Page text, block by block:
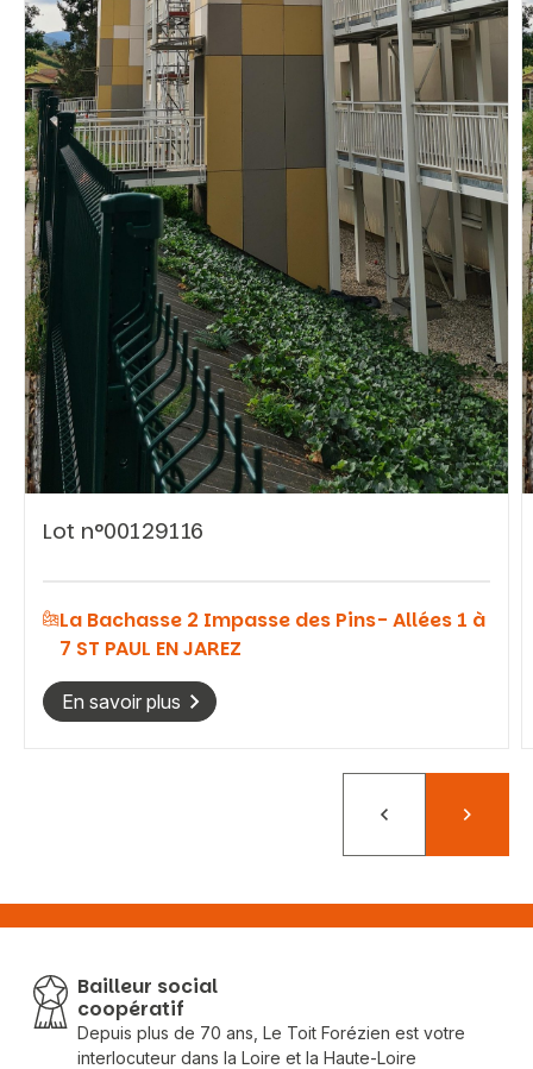
Vous recherchez&nbsp;:
Rechercher
Lot n°00129116
La Bachasse 2 Impasse des Pins- Allées 1 à
7 ST PAUL EN JAREZ
En savoir plus
PrécédentSuivant
Bailleur social
coopératif
Depuis plus de 70 ans, Le Toit Forézien est votre
interlocuteur dans la Loire et la Haute-Loire